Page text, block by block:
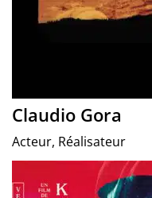
Claudio Gora
Acteur, Réalisateur